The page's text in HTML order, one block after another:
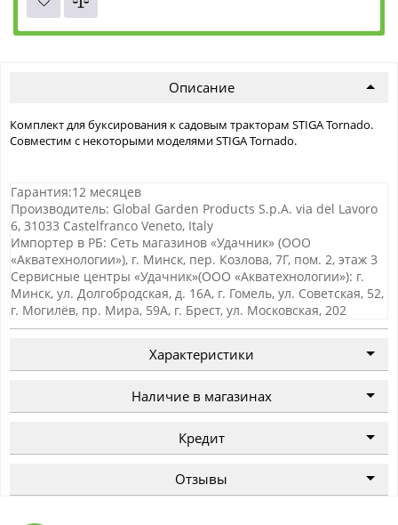
Описание
Комплект для буксирования к садовым тракторам STIGA Tornado.
Совместим с некоторыми моделями STIGA Tornado.
Гарантия:12 месяцев
Производитель: Global Garden Products S.p.A. via del Lavoro
6, 31033 Castelfranco Veneto, Italy
Импортер в РБ: Сеть магазинов «Удачник» (ООО
«Акватехнологии»), г. Минск, пер. Козлова, 7Г, пом. 2, этаж 3
Сервисные центры «Удачник»(ООО «Акватехнологии»): г.
Минск, ул. Долгобродская, д. 16А, г. Гомель, ул. Советская, 52,
г. Могилёв, пр. Мира, 59А, г. Брест, ул. Московская, 202
Характеристики
Наличие в магазинах
Кредит
Отзывы